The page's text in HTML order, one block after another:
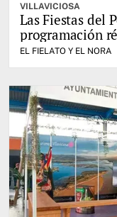
VILLAVICIOSA
Las Fiestas del
programación
EL FIELATO Y EL NORA